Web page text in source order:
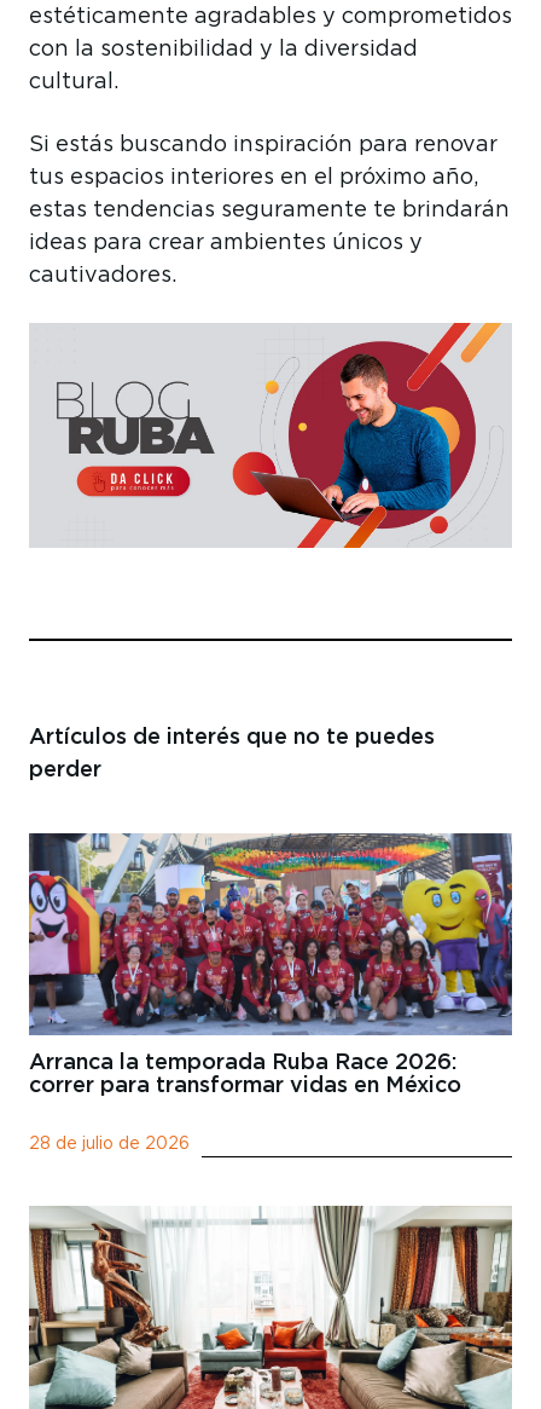
estéticamente agradables y comprometidos
con la sostenibilidad y la diversidad
cultural.
Si estás buscando inspiración para renovar
tus espacios interiores en el próximo año,
estas tendencias seguramente te brindarán
ideas para crear ambientes únicos y
cautivadores.
Artículos de interés que no te puedes
perder
Arranca la temporada Ruba Race 2026:
correr para transformar vidas en México
28 de julio de 2026